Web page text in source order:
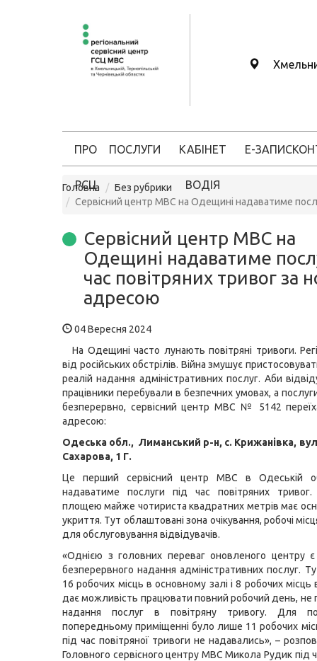
ПРО
РСЦ
ПОСЛУГИ КАБІНЕТ
ВОДІЯ
Е-ЗАПИС
Головна
Без рубрики
Сервісний центр МВС на Одещині надаватиме
Сервісний центр МВС на
Одещині надаватиме
час повітряних тривог за
адресою
04 Вересня 2024
На Одещині часто лунають повітряні тривоги.
від російських обстрілів. Війна змушує
реалій надання адміністративних послуг. Аби
працівники перебували в безпечних умовах, а
безперервно, сервісний центр МВС № 5142
адресою:
Одеська обл., Лиманський р-н, с. Крижанівка,
Сахарова, 1 Г.
Це перший сервісний центр МВС в Одеській
надаватиме послуги під час повітряних
площею майже чотириста квадратних метрів має
укриття. Тут облаштовані зона очікування, робочі
для обслуговування відвідувачів.
«Однією з головних переваг оновленого центру
безперервного надання адміністративних послуг.
16 робочих місць в основному залі і 8 робочих місць
дає можливість працювати повний робочий день, не
надання послуг в повітряну тривогу. Для
попередньому приміщенні було лише 11 робочих
під час повітряної тривоги не надавались», –
Головного сервісного центру МВС Микола Рудик під